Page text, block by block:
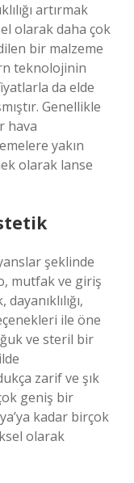
artırmak
olarak daha çok
bir malzeme
teknolojinin
da elde
Genellikle
hava
yakın
olarak lanse
şeklinde
mutfak ve giriş
ile öne
ve steril bir
zarif ve şık
geniş bir
kadar birçok
olarak